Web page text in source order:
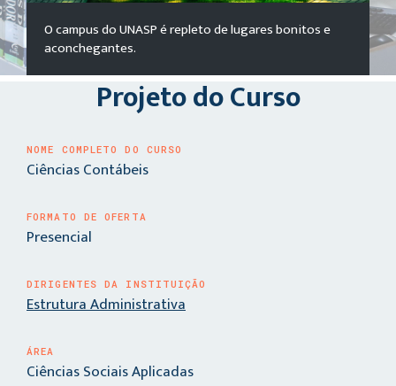
O campus do UNASP é repleto de lugares bonitos e
aconchegantes.
Projeto do Curso
NOME COMPLETO DO CURSO
Ciências Contábeis
FORMATO DE OFERTA
Presencial
DIRIGENTES DA INSTITUIÇÃO
Estrutura Administrativa
ÁREA
Ciências Sociais Aplicadas